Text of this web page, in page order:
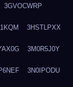
3GVOCWRP
3HSTLPXX
3M0R5J0Y
3N0IPODU